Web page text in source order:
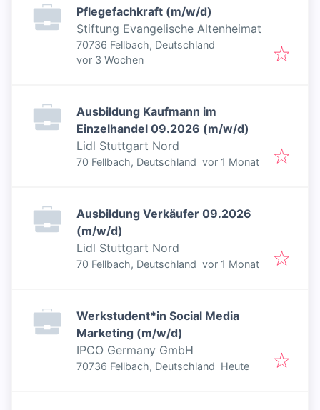
Pflegefachkraft (m/w/d)
Stiftung Evangelische Altenheimat
70736 Fellbach, Deutschland
Veröffentlicht:
vor 3 Wochen
Ausbildung Kaufmann im
Einzelhandel 09.2026 (m/w/d)
Lidl Stuttgart Nord
70 Fellbach, Deutschland Veröffentlicht
vor 1 Monat
Ausbildung Verkäufer 09.2026
(m/w/d)
Lidl Stuttgart Nord
70 Fellbach, Deutschland Veröffentlicht
vor 1 Monat
Werkstudent*in Social Media
Marketing (m/w/d)
IPCO Germany GmbH
70736 Fellbach, Deutschland Veröffentlicht:
Heute